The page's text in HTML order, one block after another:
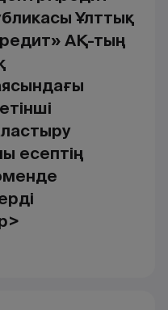
Ұлттық
АҚ-тың
есептің